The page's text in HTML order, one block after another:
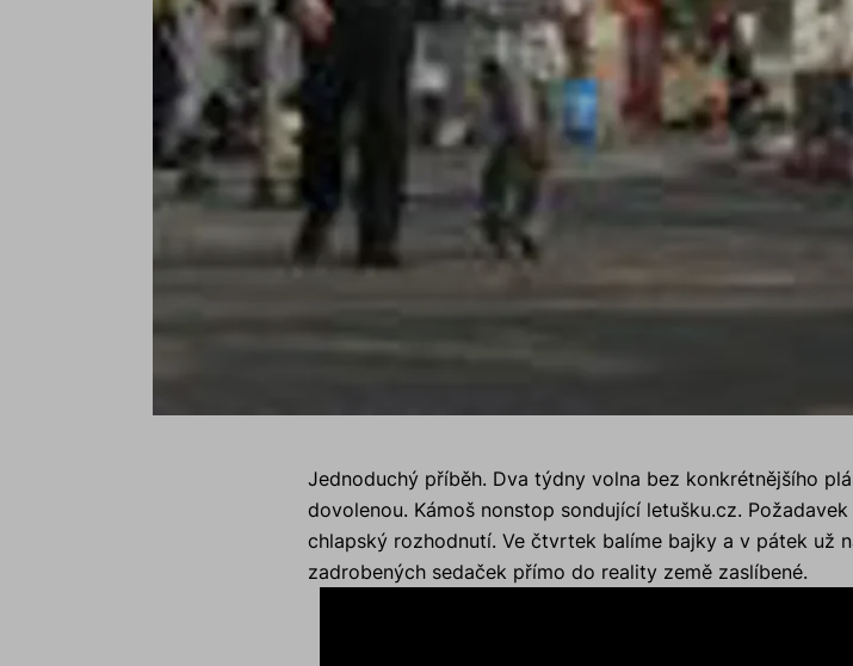
Jednoduchý příběh. Dva týdny volna bez konkrétnějšího
dovolenou. Kámoš nonstop sondující letušku.cz.
chlapský rozhodnutí. Ve čtvrtek balíme bajky a v pátek už
zadrobených sedaček přímo do reality země zaslíbené.